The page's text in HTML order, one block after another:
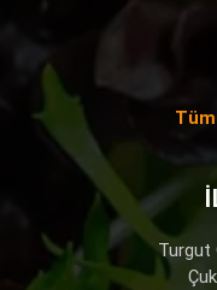
Turgut